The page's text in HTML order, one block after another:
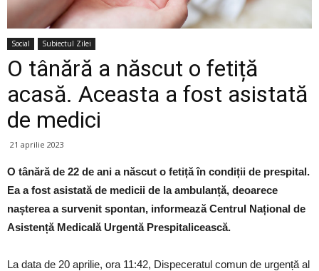
Social Subiectul Zilei
O tânără a născut o fetiță
acasă. Aceasta a fost asistată
de medici
21 aprilie 2023
O tânără de 22 de ani a născut o fetiță în condiții de prespital.
Ea a fost asistată de medicii de la ambulanță, deoarece
nașterea a survenit spontan, informează Centrul Național de
Asistență Medicală Urgentă Prespitalicească.
La data de 20 aprilie, ora 11:42, Dispeceratul comun de urgență al